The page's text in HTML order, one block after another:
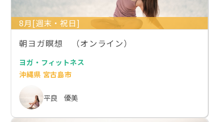
8月[週末・祝日]
朝ヨガ瞑想 （オンライン）
ヨガ・フィットネス
沖縄県 宮古島市
平良 優美